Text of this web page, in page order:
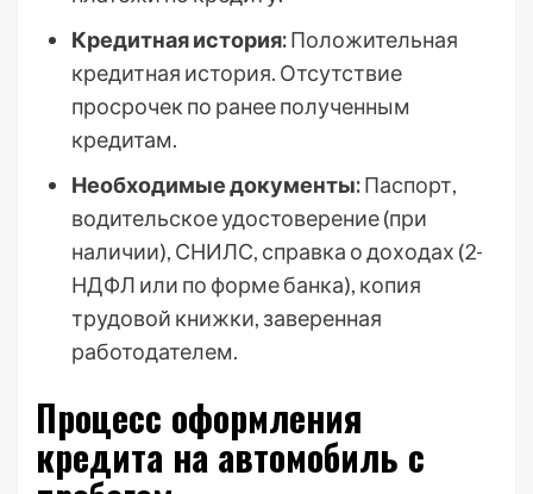
Кредитная история:Положительная
кредитная история. Отсутствие
просрочек по ранее полученным
кредитам.
Необходимые документы:Паспорт,
водительское удостоверение (при
наличии), СНИЛС, справка о доходах (2-
НДФЛ или по форме банка), копия
трудовой книжки, заверенная
работодателем.
Процесс оформления
кредита на автомобиль с